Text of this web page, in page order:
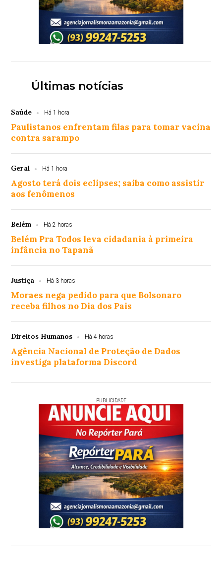
Últimas notícias
Saúde Há 1 hora
Paulistanos enfrentam filas para tomar vacina
contra sarampo
Geral Há 1 hora
Agosto terá dois eclipses; saiba como assistir
aos fenômenos
Belém Há 2 horas
Belém Pra Todos leva cidadania à primeira
infância no Tapanã
Justiça Há 3 horas
Moraes nega pedido para que Bolsonaro
receba filhos no Dia dos Pais
Direitos Humanos Há 4 horas
Agência Nacional de Proteção de Dados
investiga plataforma Discord
PUBLICIDADE